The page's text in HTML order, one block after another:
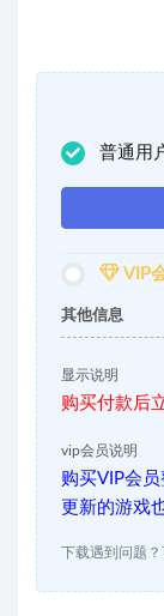
普通用
VIP
其他信息
显示说明
购买付款后
vip会员说明
购买VIP会
更新的游戏
下载遇到问题